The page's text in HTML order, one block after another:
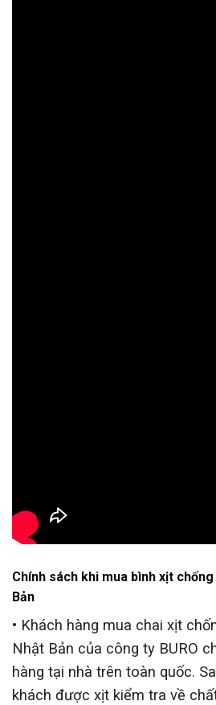
Chính sách khi mua bình xịt
Bản
• Khách hàng mua chai xịt
Nhật Bản của công ty BURO
hàng tại nhà trên toàn quốc.
khách được xịt kiểm tra về